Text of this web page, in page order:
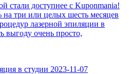
стали доступнее с Kuponmania!
три или целых шесть месяцев
лазерной эпиляции в
выгоду очень просто,
в студии 2023-11-07